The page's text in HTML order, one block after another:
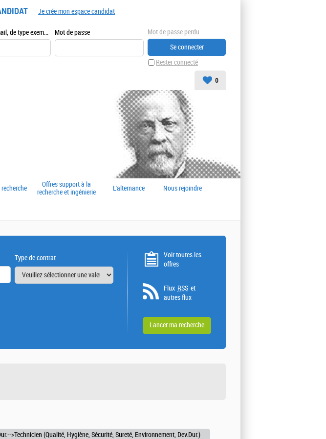
Identifiant (email, de type exemple@exemple.fr) Mot de passe
Rester connecté
Mot de passe perdu
Je crée mon espace candidat
0
Offres support à la
recherche et ingénierie
L'alternance Nous rejoindre
Type de contrat
Voir toutes les
offres
Flux RSS et
autres flux
>Technicien (Qualité, Hygiène, Sécurité, Sureté, Environnement, Dev.Dur.)